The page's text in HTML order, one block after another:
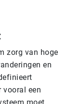
zorg van hoge
en
vooral een
moet